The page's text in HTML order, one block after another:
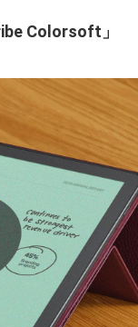
Colorsoft」